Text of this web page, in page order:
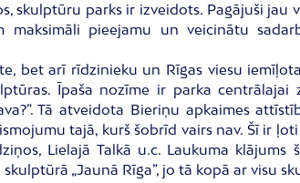
skulptūru parks ir izveidots. Pagājuši
pieejamu un veicinātu
bet arī rīdzinieku un Rīgas viesu
Īpaša nozīme ir parka
Tā atveidota Bieriņu apkaimes
tajā, kurš šobrīd vairs nav. Šī ir
Lielajā Talkā u.c. Laukuma
„Jaunā Rīga”, jo tā kopā ar visu